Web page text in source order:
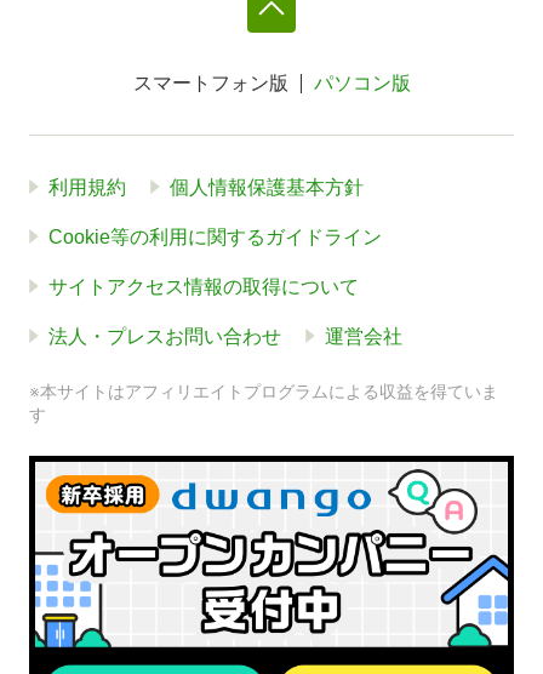
スマートフォン版 パソコン版
利用規約 個人情報保護基本方針
Cookie等の利用に関するガイドライン
サイトアクセス情報の取得について
法人・プレスお問い合わせ 運営会社
※本サイトはアフィリエイトプログラムによる収益を得ていま
す